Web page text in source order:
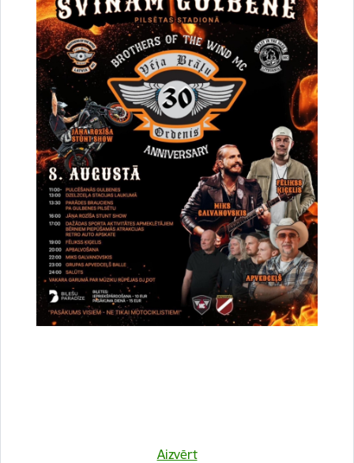
Aizvērt
Iedzīvotāju viedokļa izteikšanai nodots saistošo
noteikumu projekts par tūrisma maksas
pakalpojumu cenrādi
30.07.2026. Pašvaldība informē Sabiedrība